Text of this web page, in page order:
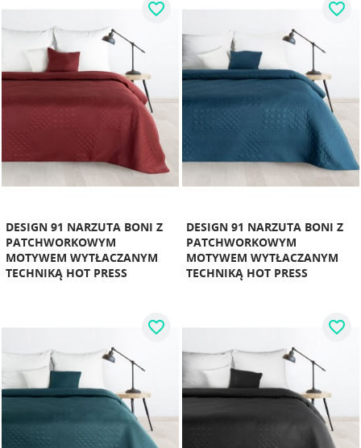
DESIGN 91 NARZUTA BONI Z
PATCHWORKOWYM
MOTYWEM WYTŁACZANYM
TECHNIKĄ HOT PRESS
favorite_border
DESIGN 91 NARZUTA BONI Z
PATCHWORKOWYM
MOTYWEM WYTŁACZANYM
TECHNIKĄ HOT PRESS
favorite_border
favorite_border favorite_border